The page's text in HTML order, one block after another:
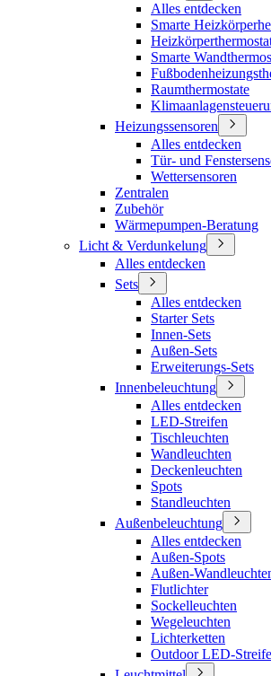
Alles entdecken
Smarte
Smarte
Raumthermostate
Heizungssensoren
Alles entdecken
Tür- und
Wettersensoren
Zentralen
Zubehör
Wärmepumpen-Beratung
Licht & Verdunkelung
Alles entdecken
Sets
Alles entdecken
Starter Sets
Innen-Sets
Außen-Sets
Erweiterungs-Sets
Innenbeleuchtung
Alles entdecken
LED-Streifen
Tischleuchten
Wandleuchten
Deckenleuchten
Spots
Standleuchten
Außenbeleuchtung
Alles entdecken
Außen-Spots
Außen-
Flutlichter
Sockelleuchten
Wegeleuchten
Lichterketten
Outdoor LED-